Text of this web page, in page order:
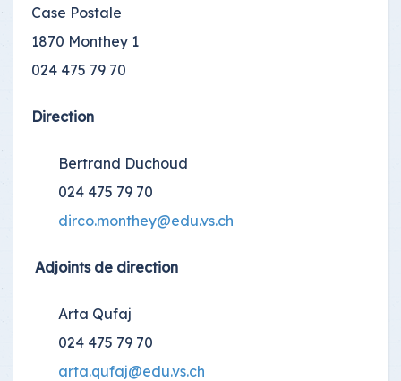
Case Postale
1870 Monthey 1
024 475 79 70
Direction
Bertrand Duchoud
024 475 79 70
dirco.monthey@edu.vs.ch
Adjoints de direction
Arta Qufaj
024 475 79 70
arta.qufaj@edu.vs.ch